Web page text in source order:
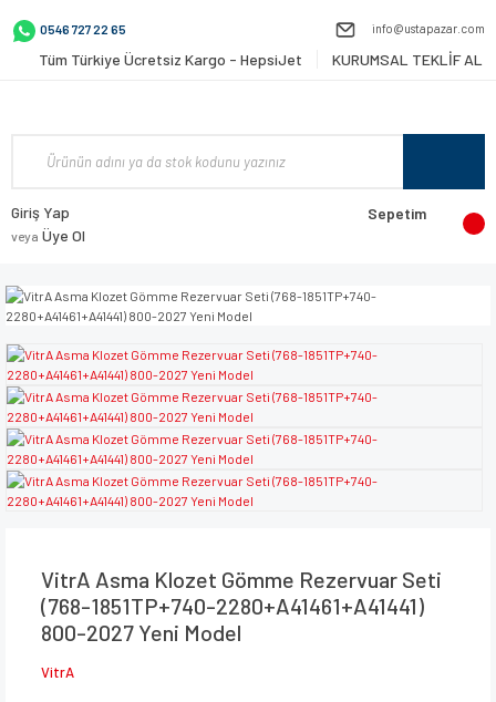
0546 727 22 65 info@ustapazar.com
Tüm Türkiye Ücretsiz Kargo - HepsiJet KURUMSAL TEKLİF AL
Giriş Yap
veya Üye Ol
Sepetim
VitrA Asma Klozet Gömme Rezervuar Seti
(768-1851TP+740-2280+A41461+A41441)
800-2027 Yeni Model
VitrA